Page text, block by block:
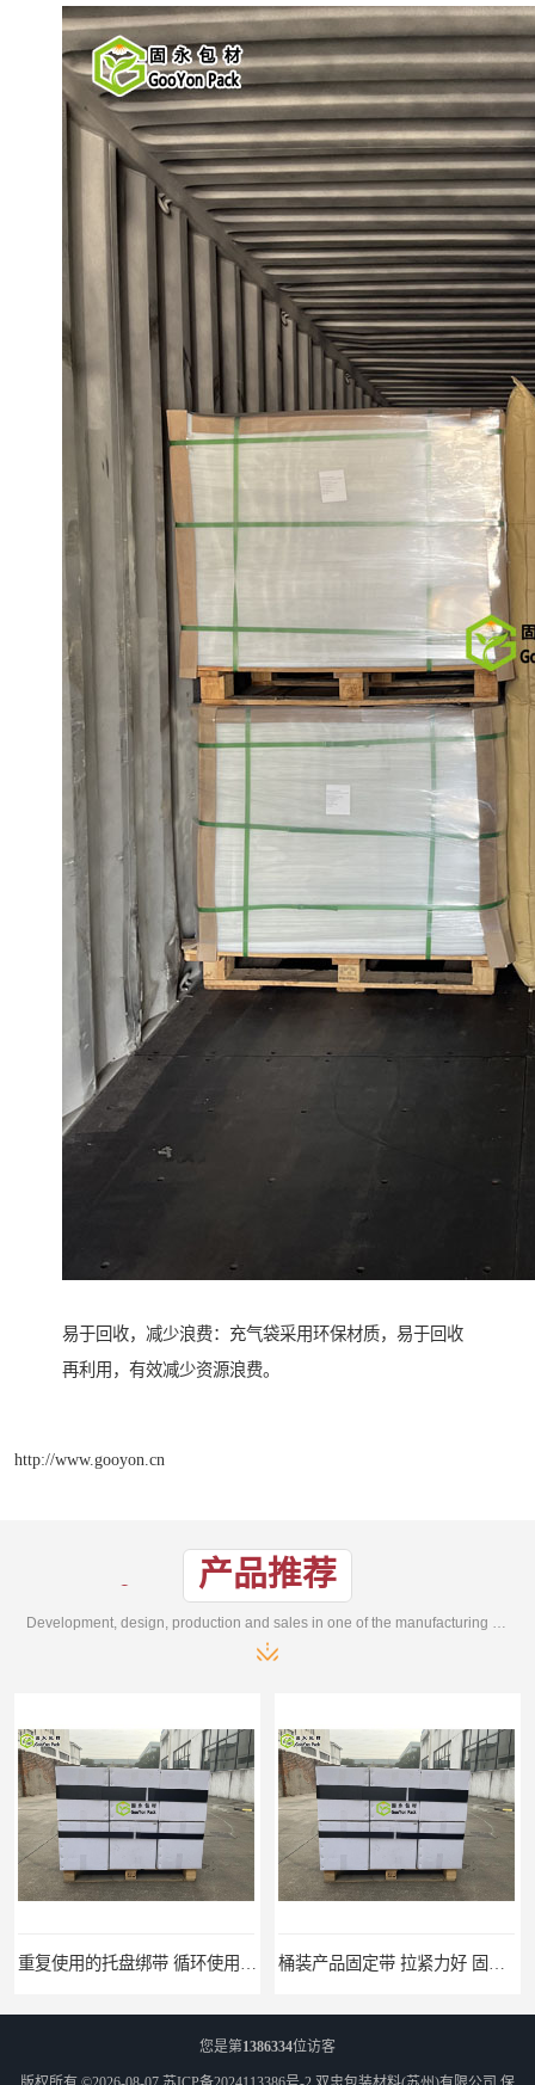
易于回收，减少浪费：充气袋采用环保材质，易于回收
再利用，有效减少资源浪费。
http://www.gooyon.cn
产品推荐
您是第1386334位访客